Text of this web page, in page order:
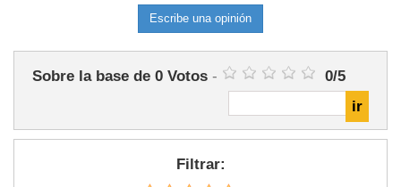
Escribe una opinión
Sobre la base de 0 Votos - 0/5
Filtrar: